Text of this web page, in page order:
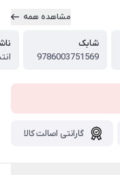
مشاهده همه
شابک
9786003751569
گارانتی اصالت کالا